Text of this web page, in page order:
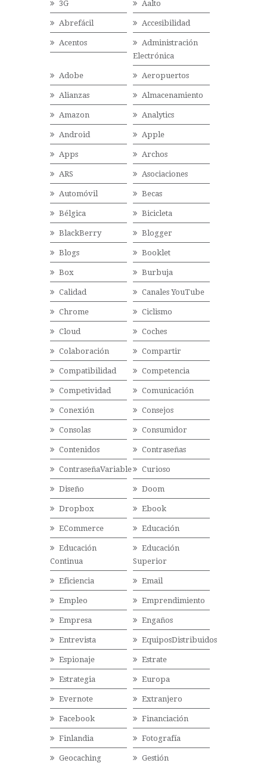
3G Aalto
Abrefácil Accesibilidad
Acentos
Administración
Electrónica
Adobe Aeropuertos
Alianzas Almacenamiento
Amazon Analytics
Android Apple
Apps Archos
ARS Asociaciones
Automóvil Becas
Bélgica Bicicleta
BlackBerry Blogger
Blogs Booklet
Box Burbuja
Calidad Canales YouTube
Chrome Ciclismo
Cloud Coches
Colaboración Compartir
Compatibilidad Competencia
Competividad Comunicación
Conexión Consejos
Consolas Consumidor
Contenidos Contraseñas
ContraseñaVariable Curioso
Diseño Doom
Dropbox Ebook
ECommerce Educación
Educación
Continua
Educación
Superior
Eficiencia Email
Empleo Emprendimiento
Empresa Engaños
Entrevista EquiposDistribuidos
Espionaje Estrate
Estrategia Europa
Evernote Extranjero
Facebook Financiación
Finlandia Fotografía
Geocaching Gestión